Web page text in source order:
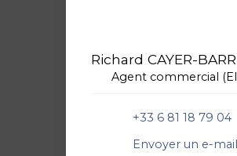
Richard CAYER-
Agent commercial
+33 6 81 18 79 04
Envoyer un e-mail